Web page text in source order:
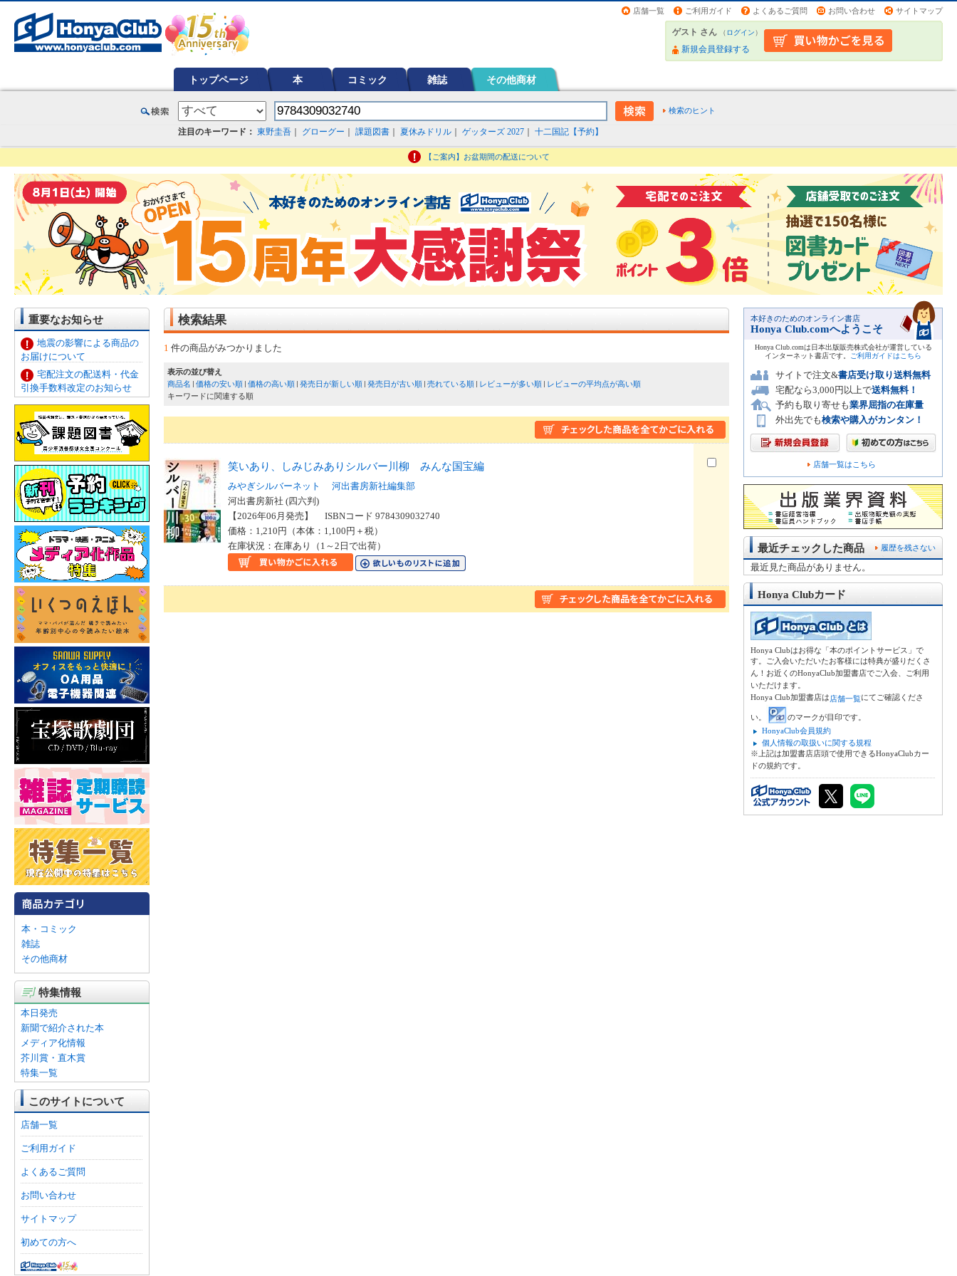
店舗一覧 ご利用ガイド よくあるご質問 お問い合わせ サイトマップ
ゲスト さん （ログイン）
新規会員登録する
トップページ 本 コミック 雑誌 その他商材
検索のヒント
注目のキーワード： 東野圭吾 グローグー 課題図書 夏休みドリル ゲッターズ 2027 十二国記【予約】
【ご案内】お盆期間の配送について
重要なお知らせ
地震の影響による商品の
お届けについて
宅配注文の配送料・代金
引換手数料改定のお知らせ
本・コミック
雑誌
その他商材
特集情報
本日発売
新聞で紹介された本
メディア化情報
芥川賞・直木賞
特集一覧
このサイトについて
店舗一覧
ご利用ガイド
よくあるご質問
お問い合わせ
サイトマップ
初めての方へ
検索結果
1 件の商品がみつかりました
表示の並び替え
商品名
価格の安い順 価格の高い順 発売日が新しい順 発売日が古い順 売れている順 レビューが多い順
レビューの平均点が高い順
キーワードに関連する順
笑いあり、しみじみありシルバー川柳 みんな国宝編
みやぎシルバーネット
河出書房新社編集部
河出書房新社 (四六判)
【2026年06月発売】 ISBNコード 9784309032740
価格：1,210円（本体：1,100円＋税）
在庫状況：在庫あり（1～2日で出荷）
本好きのためのオンライン書店
Honya Club.comへようこそ
Honya Club.comは日本出版販売株式会社が運営している
インターネット書店です。
ご利用ガイドはこちら
サイトで注文&書店受け取り送料無料
宅配なら3,000円以上で送料無料！
予約も取り寄せも業界屈指の在庫量
外出先でも検索や購入がカンタン！
店舗一覧はこちら
履歴を残さない
最近チェックした商品
最近見た商品がありません。
Honya Clubカード
Honya Clubはお得な「本のポイントサービス」で
す。ご入会いただいたお客様には特典が盛りだくさ
ん！お近くのHonyaClub加盟書店でご入会、ご利用
いただけます。
Honya Club加盟書店は店舗一覧にてご確認くださ
い。
のマークが目印です。
HonyaClub会員規約
個人情報の取扱いに関する規程
※上記は加盟書店店頭で使用できるHonyaClubカー
ドの規約です。